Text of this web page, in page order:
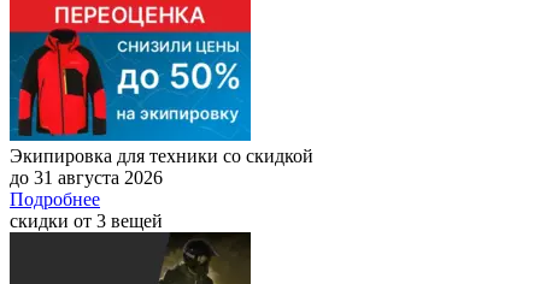
Экипировка для техники со скидкой
до 31 августа 2026
Подробнее
скидки от 3 вещей